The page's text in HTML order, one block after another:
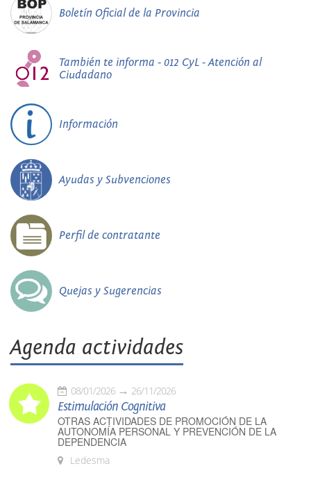
Boletín Oficial de la Provincia
También te informa - 012 CyL - Atención al
Ciudadano
Información
Ayudas y Subvenciones
Perfil de contratante
Quejas y Sugerencias
Agenda actividades
08/01/2026 26/11/2026
Estimulación Cognitiva
OTRAS ACTIVIDADES DE PROMOCIÓN DE LA
AUTONOMÍA PERSONAL Y PREVENCIÓN DE LA
DEPENDENCIA
Ledesma